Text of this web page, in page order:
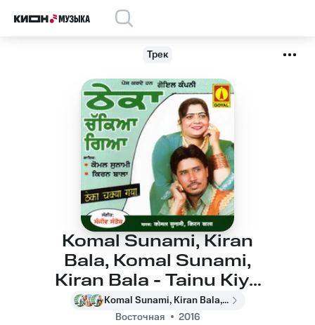
Трек
Komal Sunami, Kiran
Bala, Komal Sunami,
Kiran Bala - Tainu Kiya
Patta Baliye
Komal Sunami, Kiran Bala, Komal Sunami, Kiran Bala
Восточная
2016